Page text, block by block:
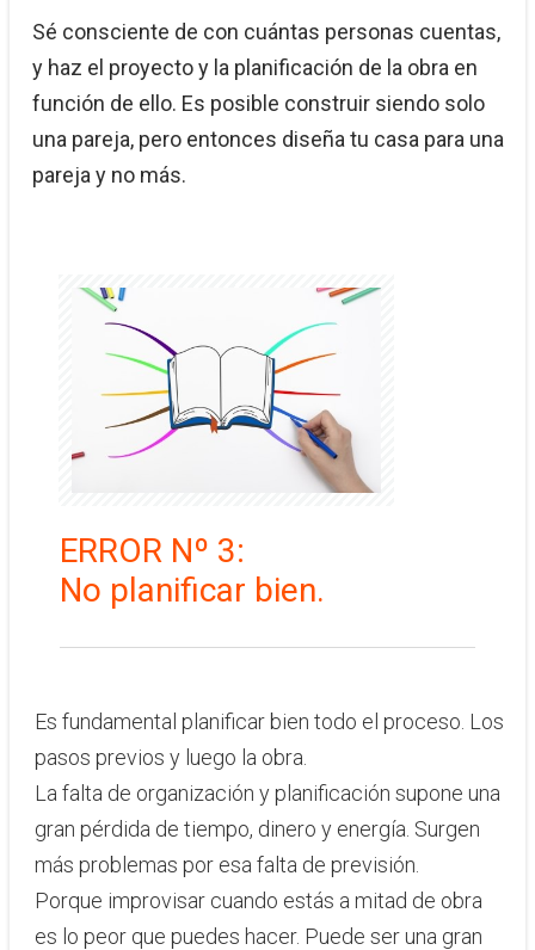
Sé consciente de con cuántas personas cuentas,
y haz el proyecto y la planificación de la obra en
función de ello. Es posible construir siendo solo
una pareja, pero entonces diseña tu casa para una
pareja y no más.
ERROR Nº 3:
​No planificar bien.
​Es fundamental planificar bien todo el proceso. Los
pasos previos y luego la obra.
​La falta de organización y planificación supone una
gran pérdida de tiempo, dinero y energía. Surgen
más problemas por esa falta de previsión.
Porque improvisar cuando estás a mitad de obra
es lo peor que puedes hacer. Puede ser una gran